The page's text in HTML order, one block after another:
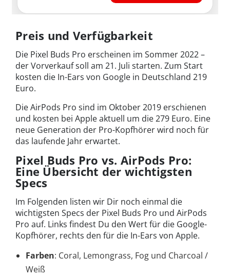
Preis und Verfügbarkeit
Die Pixel Buds Pro erscheinen im Sommer 2022 –
der Vorverkauf soll am 21. Juli starten. Zum Start
kosten die In-Ears von Google in Deutschland 219
Euro.
Die AirPods Pro sind im Oktober 2019 erschienen
und kosten bei Apple aktuell um die 279 Euro. Eine
neue Generation der Pro-Kopfhörer wird noch für
das laufende Jahr erwartet.
Pixel Buds Pro vs. AirPods Pro:
Eine Übersicht der wichtigsten
Specs
Im Folgenden listen wir Dir noch einmal die
wichtigsten Specs der Pixel Buds Pro und AirPods
Pro auf. Links findest Du den Wert für die Google-
Kopfhörer, rechts den für die In-Ears von Apple.
Farben: Coral, Lemongrass, Fog und Charcoal /
Weiß